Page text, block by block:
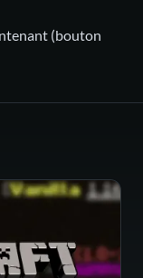
(bouton